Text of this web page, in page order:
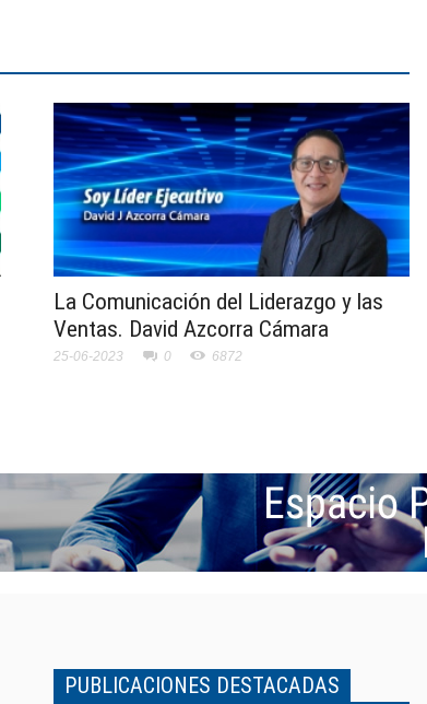
La Comunicación del Liderazgo y las
Ventas. David Azcorra Cámara
25-06-2023 0 6872
PUBLICACIONES DESTACADAS